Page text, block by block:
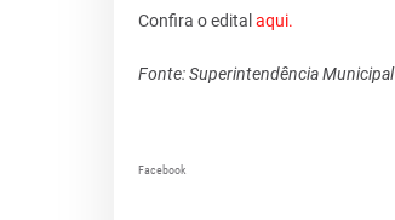
Confira o edital aqui.
Fonte: Superintendência
Facebook